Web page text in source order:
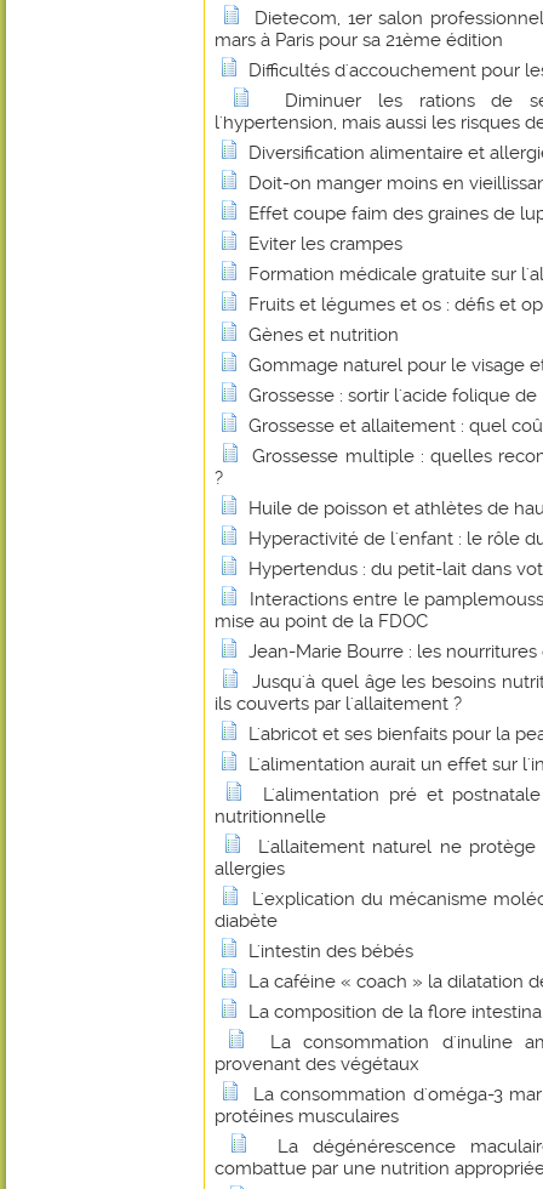
Dietecom, 1er salon
mars à Paris pour sa 21ème édition
Difficultés d'accouchement pour
Diminuer les rations de
l'hypertension, mais aussi les risques
Diversification alimentaire et
Doit-on manger moins en
Effet coupe faim des graines de
Eviter les crampes
Formation médicale gratuite sur
Fruits et légumes et os : défis et
Gènes et nutrition
Gommage naturel pour le visage
Grossesse : sortir l'acide folique
Grossesse et allaitement : quel
Grossesse multiple : quelles
?
Huile de poisson et athlètes de
Hyperactivité de l'enfant : le rôle
Hypertendus : du petit-lait dans
Interactions entre le
mise au point de la FDOC
Jean-Marie Bourre : les
Jusqu'à quel âge les besoins
ils couverts par l'allaitement ?
L'abricot et ses bienfaits pour la
L'alimentation aurait un effet sur
L'alimentation pré et
nutritionnelle
L'allaitement naturel ne
allergies
L'explication du mécanisme
diabète
L'intestin des bébés
La caféine « coach » la dilatation
La composition de la flore
La consommation d'inuline
provenant des végétaux
La consommation d'oméga-3
protéines musculaires
La dégénérescence
combattue par une nutrition